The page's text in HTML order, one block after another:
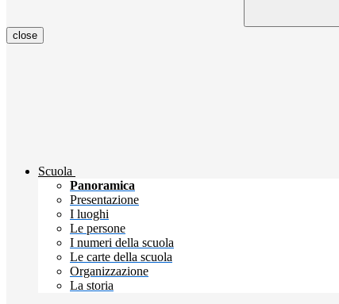
close
Scuola
Panoramica
Presentazione
I luoghi
Le persone
I numeri della scuola
Le carte della scuola
Organizzazione
La storia